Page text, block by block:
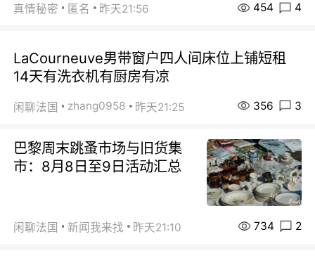
真情秘密 匿名 昨天21:56 454 4
LaCourneuve男带窗户四人间床位上铺短租
14天有洗衣机有厨房有凉
闲聊法国 zhang0958 昨天21:25 356 3
巴黎周末跳蚤市场与旧货集
市：8月8日至9日活动汇总
闲聊法国 新闻我来找 昨天21:10 734 2